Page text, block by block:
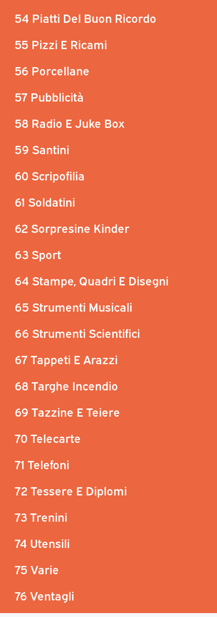
54 Piatti Del Buon Ricordo
55 Pizzi E Ricami
56 Porcellane
57 Pubblicità
58 Radio E Juke Box
59 Santini
60 Scripofilia
61 Soldatini
62 Sorpresine Kinder
63 Sport
64 Stampe, Quadri E Disegni
65 Strumenti Musicali
66 Strumenti Scientifici
67 Tappeti E Arazzi
68 Targhe Incendio
69 Tazzine E Teiere
70 Telecarte
71 Telefoni
72 Tessere E Diplomi
73 Trenini
74 Utensili
75 Varie
76 Ventagli